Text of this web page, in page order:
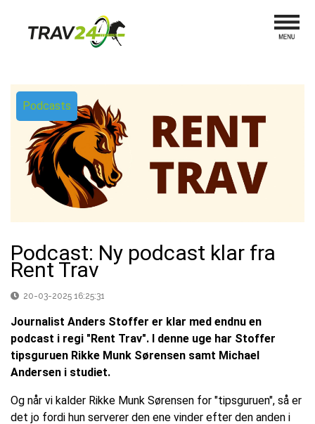
Podcasts
Podcast: Ny podcast klar fra
Rent Trav
20-03-2025 16:25:31
Journalist Anders Stoffer er klar med endnu en
podcast i regi "Rent Trav". I denne uge har Stoffer
tipsguruen Rikke Munk Sørensen samt Michael
Andersen i studiet.
Og når vi kalder Rikke Munk Sørensen for "tipsguruen", så er
det jo fordi hun serverer den ene vinder efter den anden i